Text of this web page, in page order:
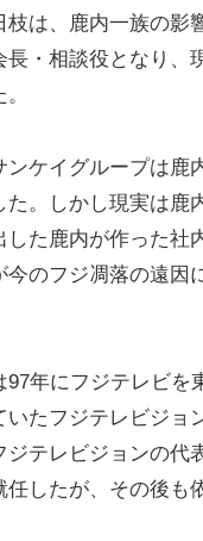
は、鹿内一族の
・相談役となり
ンケイグループは
。しかし現実は
た鹿内が作った
のフジ凋落の遠
年にフジテレビ
たフジテレビジ
ジテレビジョンの
したが、その後も